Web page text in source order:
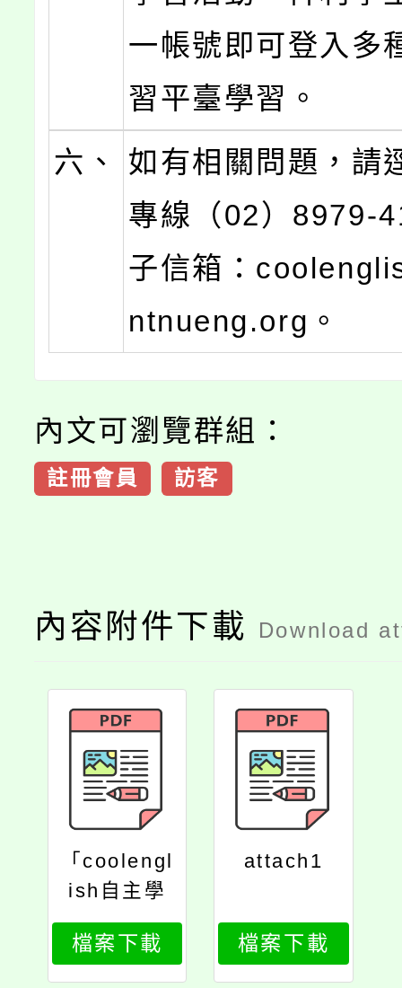
一帳號即可登入多
習平臺學習。
六、
如有相關問題，請
專線（02）8979-
子信箱：
ntnueng.org。
內文可瀏覽群組：
註冊會員 訪客
內容附件下載 Download
「coolengl
ish自主學
習活動」
檔案下載
attach1
檔案下載